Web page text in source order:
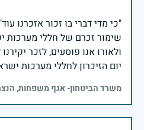
שימור זכרם של חללי מערכות
יום הזיכרון לחללי מערכות
משרד הביטחון- אגף משפחות,